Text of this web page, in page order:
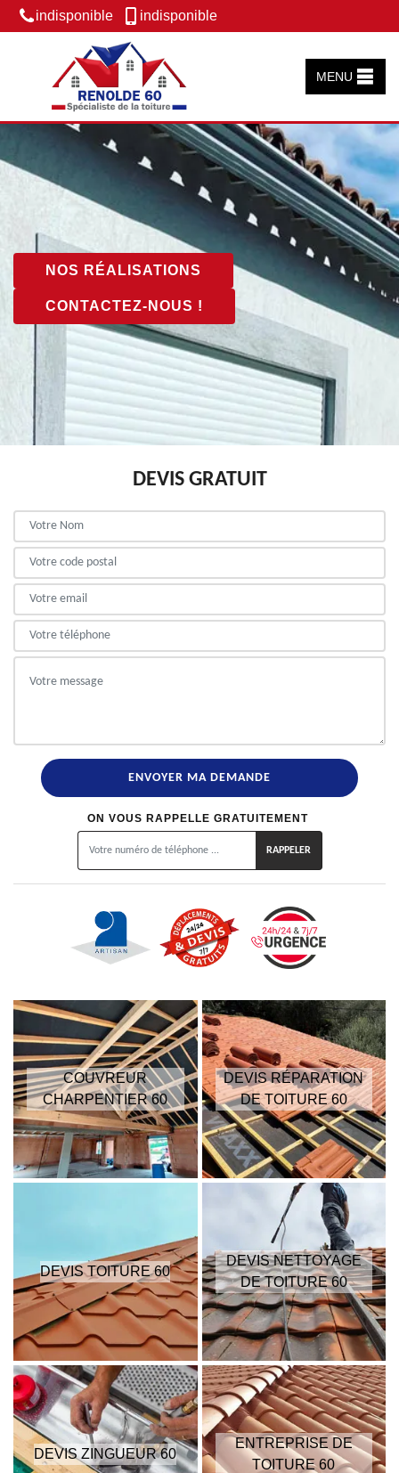
indisponible indisponible
MENU
NOS RÉALISATIONS
CONTACTEZ-NOUS !
DEVIS GRATUIT
ON VOUS RAPPELLE GRATUITEMENT
COUVREUR
CHARPENTIER 60
DEVIS RÉPARATION
DE TOITURE 60
DEVIS TOITURE 60
DEVIS NETTOYAGE
DE TOITURE 60
DEVIS ZINGUEUR 60
ENTREPRISE DE
TOITURE 60